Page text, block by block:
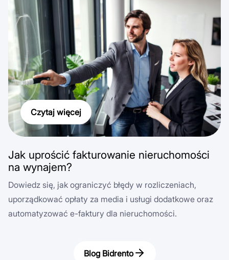
Czytaj więcej
Jak uprościć fakturowanie nieruchomości
na wynajem?
Dowiedz się, jak ograniczyć błędy w rozliczeniach,
uporządkować opłaty za media i usługi dodatkowe oraz
automatyzować e-faktury dla nieruchomości.
Blog Bidrento